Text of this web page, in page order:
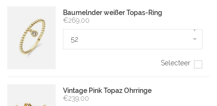
Baumelnder weißer Topas-Ring
€269,00
52
▾
Selecteer
Vintage Pink Topaz Ohrringe
€239,00